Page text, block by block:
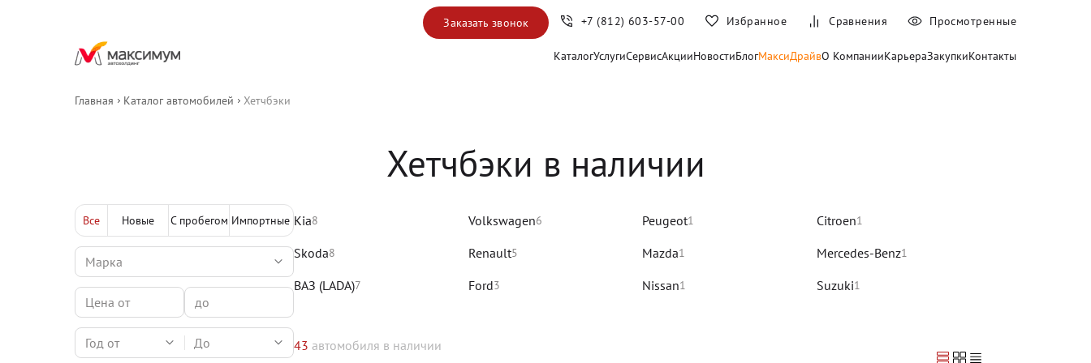
КаталогУслугиСервисАкцииНовостиБлогМаксиДрайвО КомпанииКарьераЗакупкиКонтакты
Заказать звонок +7 (812) 603-57-00 Избранное Сравнения Просмотренные
Главная Каталог автомобилей Хетчбэки
Хетчбэки в наличии
Все Новые С пробегом Импортные
Год от До
Kia8
Skoda8
ВАЗ (LADA)7
Volkswagen6
Renault5
Ford3
Peugeot1
Mazda1
Nissan1
Citroen1
Mercedes-Benz1
Suzuki1
43 автомобиля в наличии